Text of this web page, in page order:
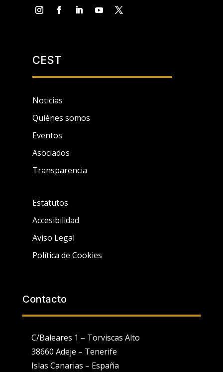
CEST
Noticias
Quiénes somos
Eventos
Asociados
Transparencia
Estatutos
Accesibilidad
Aviso Legal
Política de Cookies
Contacto
C/Baleares 1 – Torviscas Alto
38660 Adeje – Tenerife
Islas Canarias – España